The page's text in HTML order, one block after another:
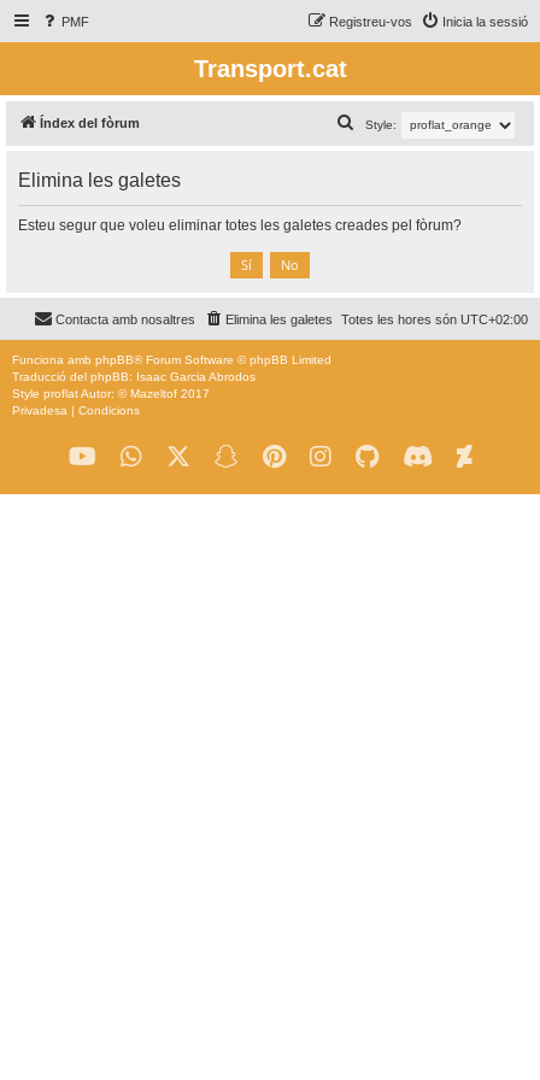
PMF Inicia la sessió
Registreu-vos
Transport.cat
Índex del fòrum Style:
e
c
Elimina les galetes
Esteu segur que voleu eliminar totes les galetes creades pel fòrum?
Totes les hores són UTC+02:00
Elimina les galetes
Contacta amb nosaltres
Funciona amb phpBB® Forum Software © phpBB Limited
Traducció del phpBB: Isaac Garcia Abrodos
Style proflatAutor: ©Mazeltof 2017
Privadesa | Condicions